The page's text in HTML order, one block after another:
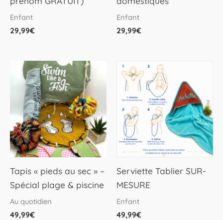
Enfant
29,99€
sur
la
page
produit
Enfant
29,99€
Tapis « pieds au sec » –
Spécial plage & piscine
Au quotidien
49,99€
Serviette Tablier SUR-
MESURE
Enfant
49,99€